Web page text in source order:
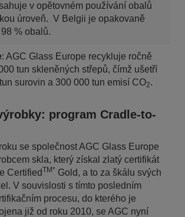
v opětovném používání obalů
úroveň. V Belgii je opakovaně
% obalů.
: AGC Glass Europe recykluje ročně
tun skleněných střepů, čímž ušetří
surovin a 300 000 tun emisí CO2.
program Cradle-to-
se společnost AGC Glass Europe
skla, který získal zlatý certifikát
CertifiedTM* Gold, a to za škálu svých
V souvislosti s tímto posledním
procesu, do kterého je
již od roku 2010, se AGC nyní